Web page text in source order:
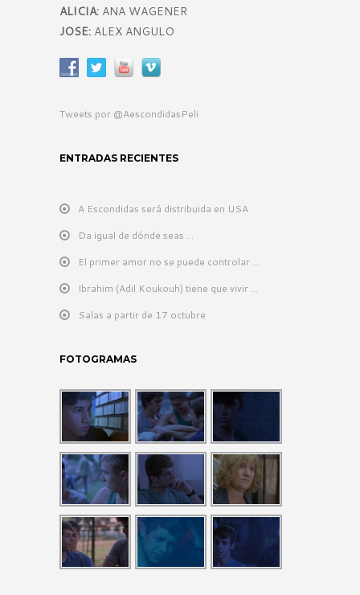
ALICIA: ANA WAGENER
JOSE: ALEX ANGULO
Tweets por @AescondidasPeli
ENTRADAS RECIENTES
A Escondidas será distribuida en USA
Da igual de dónde seas …
El primer amor no se puede controlar …
Ibrahim (Adil Koukouh) tiene que vivir …
Salas a partir de 17 octubre
FOTOGRAMAS